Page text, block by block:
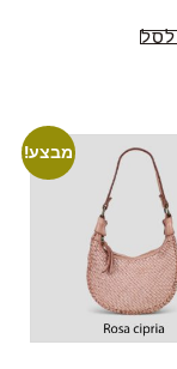
מבצע!